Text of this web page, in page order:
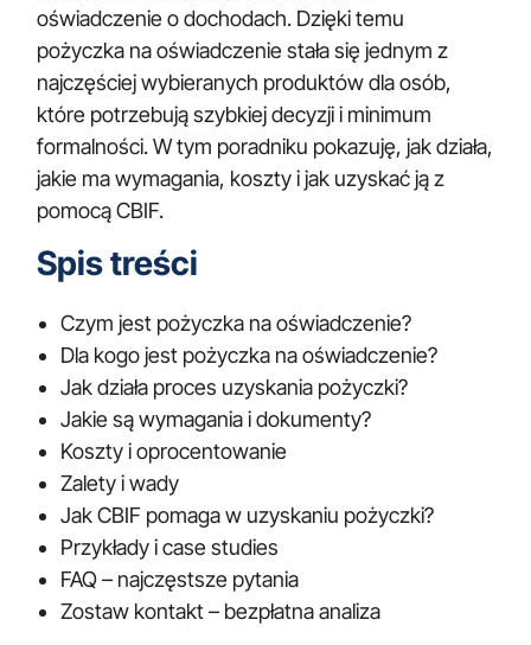
oświadczenie o dochodach. Dzięki temu
pożyczka na oświadczenie stała się jednym z
najczęściej wybieranych produktów dla osób,
które potrzebują szybkiej decyzji i minimum
formalności. W tym poradniku pokazuję, jak działa,
jakie ma wymagania, koszty i jak uzyskać ją z
pomocą CBIF.
Spis treści
Czym jest pożyczka na oświadczenie?
Dla kogo jest pożyczka na oświadczenie?
Jak działa proces uzyskania pożyczki?
Jakie są wymagania i dokumenty?
Koszty i oprocentowanie
Zalety i wady
Jak CBIF pomaga w uzyskaniu pożyczki?
Przykłady i case studies
FAQ – najczęstsze pytania
Zostaw kontakt – bezpłatna analiza